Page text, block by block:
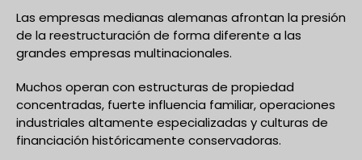
Las empresas medianas alemanas afrontan la presión
de la reestructuración de forma diferente a las
grandes empresas multinacionales.
Muchos operan con estructuras de propiedad
concentradas, fuerte influencia familiar, operaciones
industriales altamente especializadas y culturas de
financiación históricamente conservadoras.